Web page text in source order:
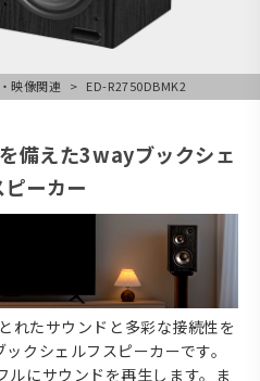
映像関連 ED-R2750DBMK2
備えた3wayブックシェ
ーカー
れたサウンドと多彩な接続性を
クシェルフスピーカーです。
にサウンドを再生します。ま